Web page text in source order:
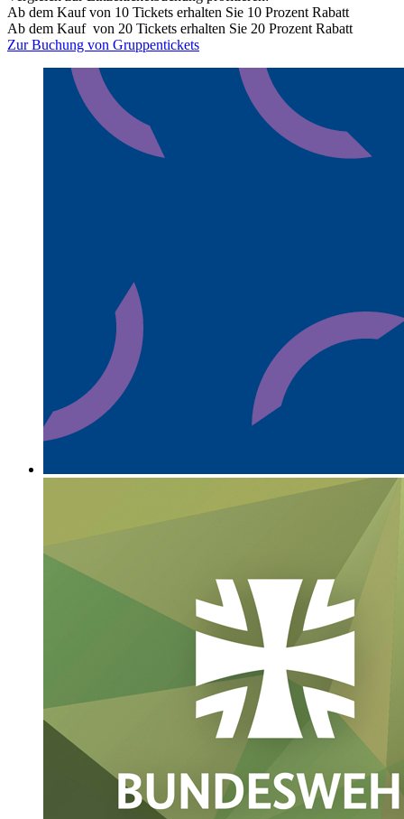
Ab dem Kauf von 10 Tickets erhalten Sie 10 Prozent Rabatt
Ab dem Kauf von 20 Tickets erhalten Sie 20 Prozent Rabatt
Zur Buchung von Gruppentickets